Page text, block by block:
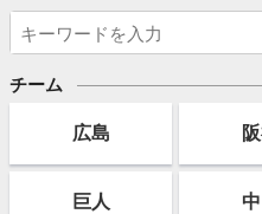
チーム
広島
巨人